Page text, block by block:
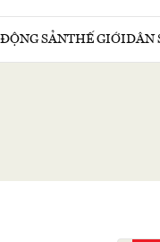
SẢNTHẾ GIỚIDÂN